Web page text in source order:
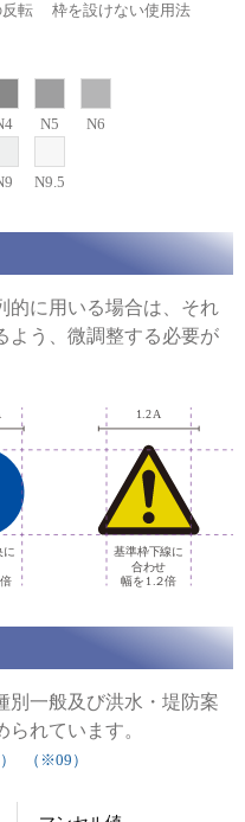
転 枠を設けない使用法
N5 N6
N9.5
的に用いる場合は、それ
よう、微調整する必要が
別一般及び洪水・堤防案
れています。
（※09）